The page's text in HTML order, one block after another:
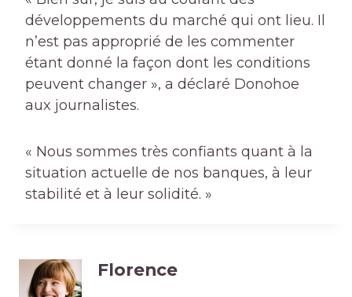
développements du marché qui ont lieu. Il
n’est pas approprié de les commenter
étant donné la façon dont les conditions
peuvent changer », a déclaré Donohoe
aux journalistes.
« Nous sommes très confiants quant à la
situation actuelle de nos banques, à leur
stabilité et à leur solidité. »
Florence